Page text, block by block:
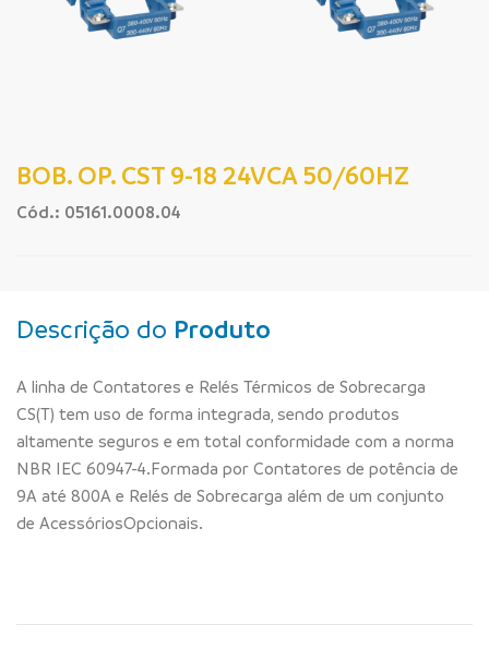
BOB. OP. CST 9-18 24VCA 50/60HZ
Cód.: 05161.0008.04
Descrição do Produto
A linha de Contatores e Relés Térmicos de Sobrecarga
CS(T) tem uso de forma integrada, sendo produtos
altamente seguros e em total conformidade com a norma
NBR IEC 60947-4.Formada por Contatores de potência de
9A até 800A e Relés de Sobrecarga além de um conjunto
de AcessóriosOpcionais.